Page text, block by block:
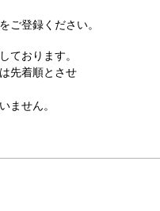
ご登録ください。
ております。
先着順とさせ
ません。